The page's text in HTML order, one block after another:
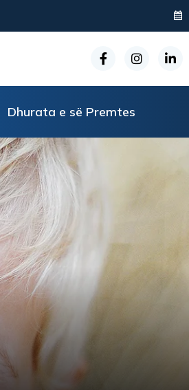
Dhurata e së Premtes